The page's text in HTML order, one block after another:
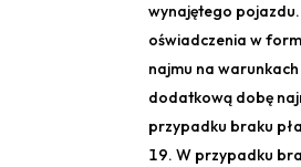
wynajętego
oświadczenia w
najmu na
dodatkową dobę
przypadku braku
W przypadku